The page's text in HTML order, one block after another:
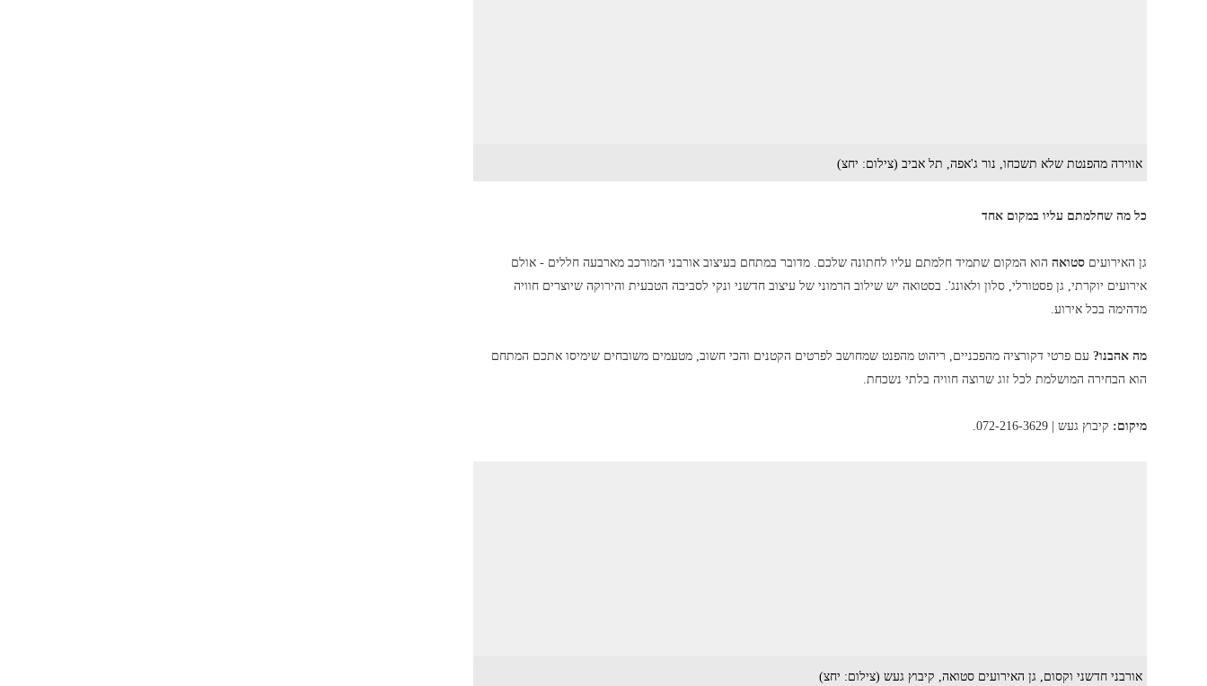
אווירה מהפנטת שלא תשכחו, נור ג'אפה, תל אביב (צילום: יחצ)
כל מה שחלמתם עליו במקום אחד
גן האירועיםסטואה הוא המקום שתמיד חלמתם עליו לחתונה שלכם. מדובר במתחם בעיצוב אורבני המורכב מארבעה חללים - אולם
אירועים יוקרתי, גן פסטורלי, סלון ולאונג'. בסטואה יש שילוב הרמוני של עיצוב חדשני ונקי לסביבה הטבעית והירוקה שיוצרים חוויה
מדהימה בכל אירוע.
מה אהבנו? עם פרטי דקורציה מהפכניים, ריהוט מהפנט שמחושב לפרטים הקטנים והכי חשוב, מטעמים משובחים שימיסו אתכם המתחם
הוא הבחירה המושלמת לכל זוג שרוצה חוויה בלתי נשכחת.
מיקום: קיבוץ געש | 072-216-3629.
אורבני חדשני וקסום, גן האירועים סטואה, קיבוץ געש (צילום: יחצ)